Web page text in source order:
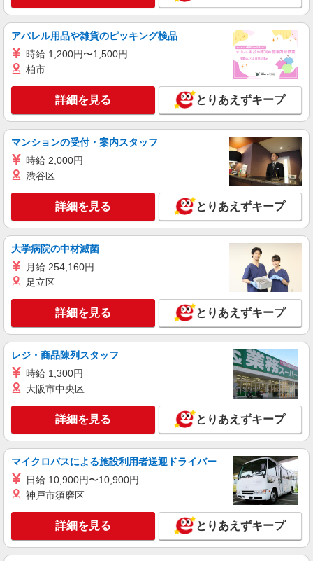
アパレル用品や雑貨のピッキング検品
時給 1,200円〜1,500円
柏市
詳細を見る とりあえずキープ
マンションの受付・案内スタッフ
時給 2,000円
渋谷区
詳細を見る とりあえずキープ
大学病院の中材滅菌
月給 254,160円
足立区
詳細を見る とりあえずキープ
レジ・商品陳列スタッフ
時給 1,300円
大阪市中央区
詳細を見る とりあえずキープ
マイクロバスによる施設利用者送迎ドライバー
日給 10,900円〜10,900円
神戸市須磨区
詳細を見る とりあえずキープ